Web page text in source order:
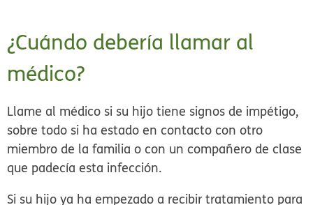
¿Cuándo debería llamar al
médico?
Llame al médico si su hijo tiene signos de impétigo,
sobre todo si ha estado en contacto con otro
miembro de la familia o con un compañero de clase
que padecía esta infección.
Si su hijo ya ha empezado a recibir tratamiento para